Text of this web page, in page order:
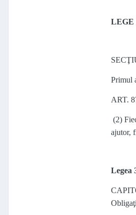
LEGE
Primul
ART.
(2)
ajutor,
Legea